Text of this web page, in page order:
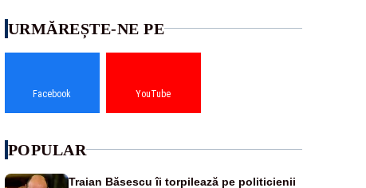
URMĂREȘTE-NE PE
Facebook YouTube
POPULAR
Traian Băsescu îi torpilează pe politicienii